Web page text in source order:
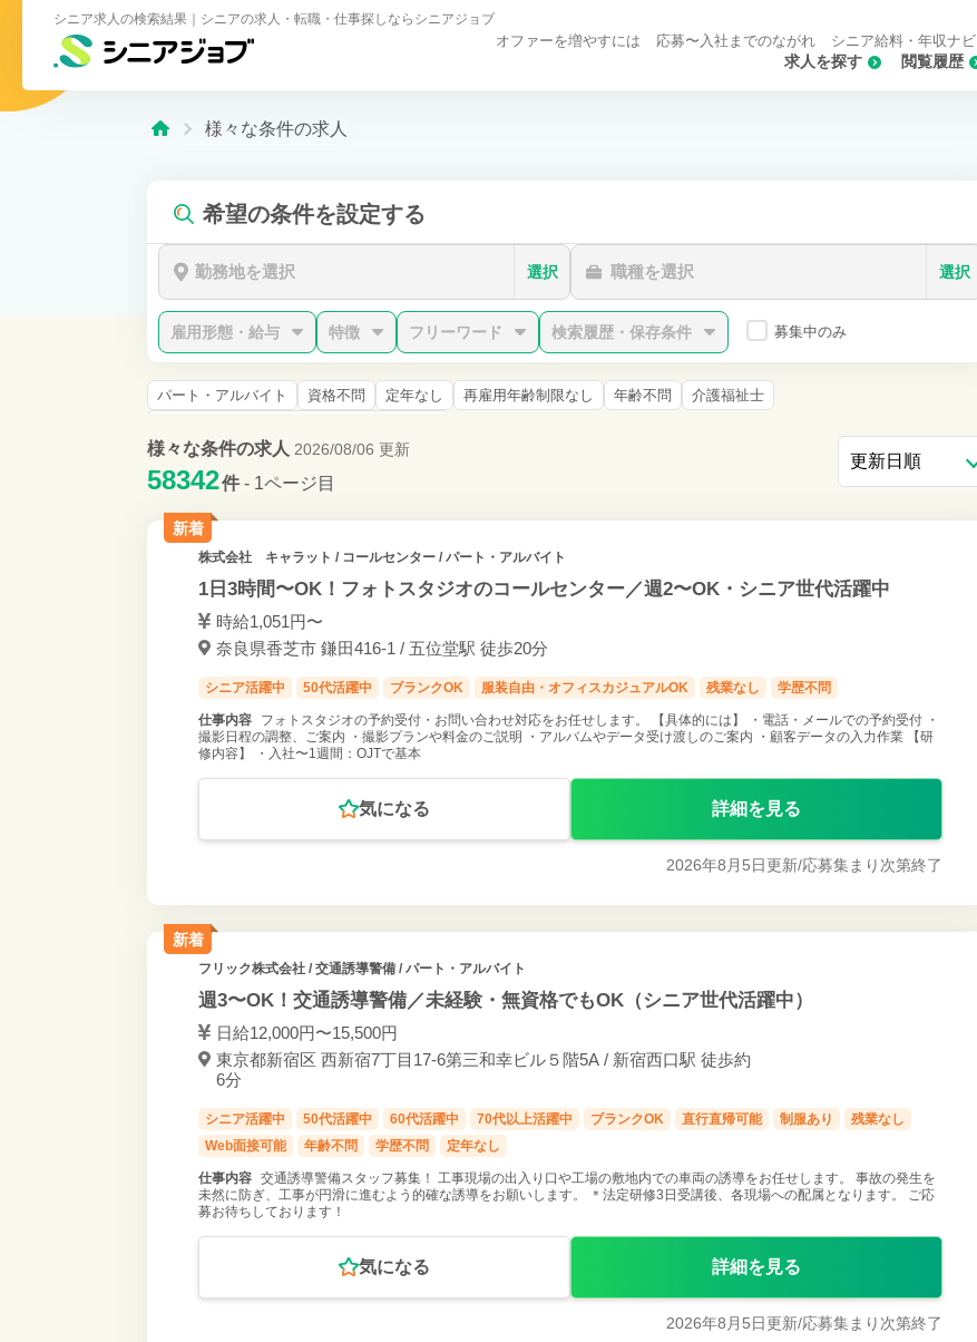
シニア求人の検索結果｜シニアの求人・転職・仕事探しならシニアジョブ
求人を探す 閲覧履歴
オファーを増やすには 応募〜入社までのながれ シニア給料・年収ナビ
様々な条件の求人
希望の条件を設定する
勤務地を選択 選択 職種を選択 選択
雇用形態・給与 特徴 フリーワード 検索履歴・保存条件 募集中のみ
パート・アルバイト 資格不問 定年なし 再雇用年齢制限なし 年齢不問
介護福祉士
様々な条件の求人 2026/08/06 更新
58342件 - 1ページ目
新着
株式会社 キャラット / コールセンター / パート・アルバイト
1日3時間〜OK！フォトスタジオのコールセンター／週2〜OK・シニア世代活躍中
時給1,051円〜
奈良県香芝市 鎌田416-1 / 五位堂駅 徒歩20分
シニア活躍中 50代活躍中 ブランクOK 服装自由・オフィスカジュアルOK 残業なし 学歴不問
仕事内容
フォトスタジオの予約受付・お問い合わせ対応をお任せします。 【具体的には】 ・電話・メールでの予約受付 ・
撮影日程の調整、ご案内 ・撮影プランや料金のご説明 ・アルバムやデータ受け渡しのご案内 ・顧客データの入力作業 【研
修内容】 ・入社〜1週間：OJTで基本
気になる 詳細を見る
2026年8月5日更新/応募集まり次第終了
新着
フリック株式会社/ 交通誘導警備 / パート・アルバイト
週3〜OK！交通誘導警備／未経験・無資格でもOK（シニア世代活躍中）
日給12,000円〜15,500円
東京都新宿区 西新宿7丁目17-6第三和幸ビル５階5A / 新宿西口駅 徒歩約
6分
シニア活躍中 50代活躍中 60代活躍中 70代以上活躍中 ブランクOK 直行直帰可能 制服あり
残業なし
Web面接可能
年齢不問 学歴不問 定年なし
仕事内容
交通誘導警備スタッフ募集！ 工事現場の出入り口や工場の敷地内での車両の誘導をお任せします。 事故の発生を
未然に防ぎ、工事が円滑に進むよう的確な誘導をお願いします。 ＊法定研修3日受講後、各現場への配属となります。 ご応
募お待ちしております！
気になる 詳細を見る
2026年8月5日更新/応募集まり次第終了